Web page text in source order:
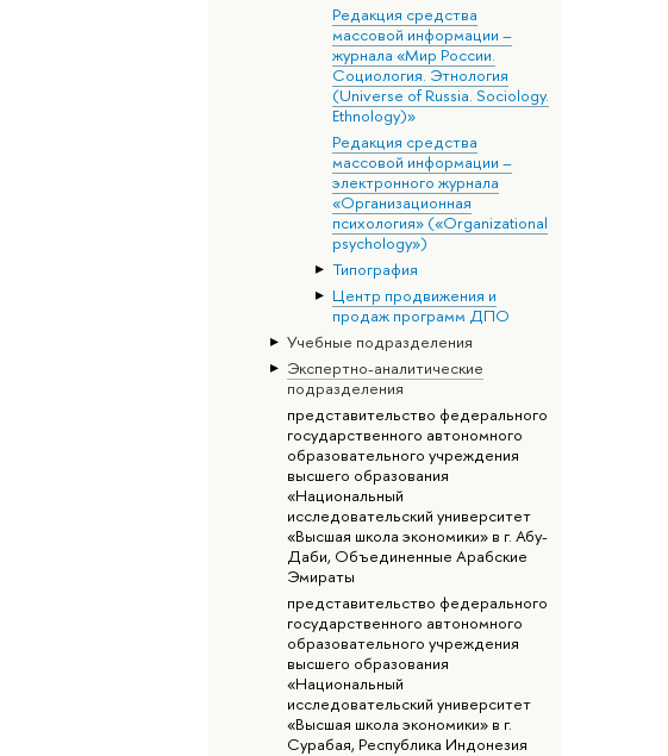
Редакция средства
массовой информации –
журнала «Мир России.
Социология. Этнология
(Universe of Russia. Sociology.
Ethnology)»
Редакция средства
массовой информации –
электронного журнала
«Организационная
психология» («Organizational
psychology»)
Типография
Центр продвижения и
продаж программ ДПО
Учебные подразделения
Экспертно-аналитические
подразделения
представительство федерального
государственного автономного
образовательного учреждения
высшего образования
«Национальный
исследовательский университет
«Высшая школа экономики» в г. Абу-
Даби, Объединенные Арабские
Эмираты
представительство федерального
государственного автономного
образовательного учреждения
высшего образования
«Национальный
исследовательский университет
«Высшая школа экономики» в г.
Сурабая, Республика Индонезия